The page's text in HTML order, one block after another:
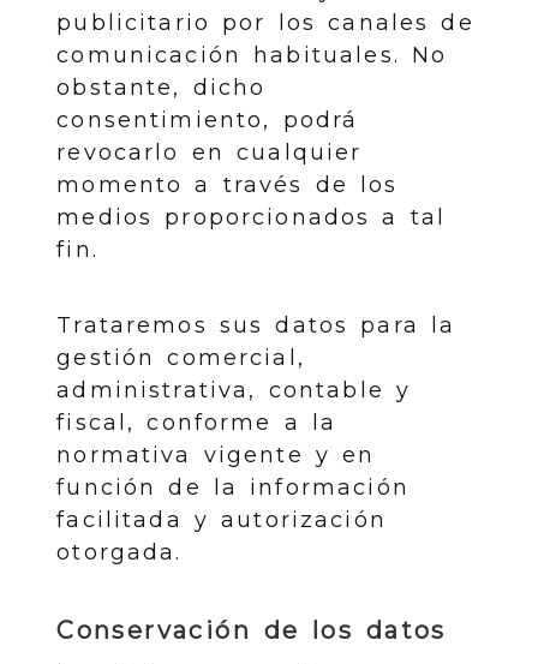
publicitario por los canales de
comunicación habituales. No
obstante, dicho
consentimiento, podrá
revocarlo en cualquier
momento a través de los
medios proporcionados a tal
fin.
Trataremos sus datos para la
gestión comercial,
administrativa, contable y
fiscal, conforme a la
normativa vigente y en
función de la información
facilitada y autorización
otorgada.
Conservación de los datos